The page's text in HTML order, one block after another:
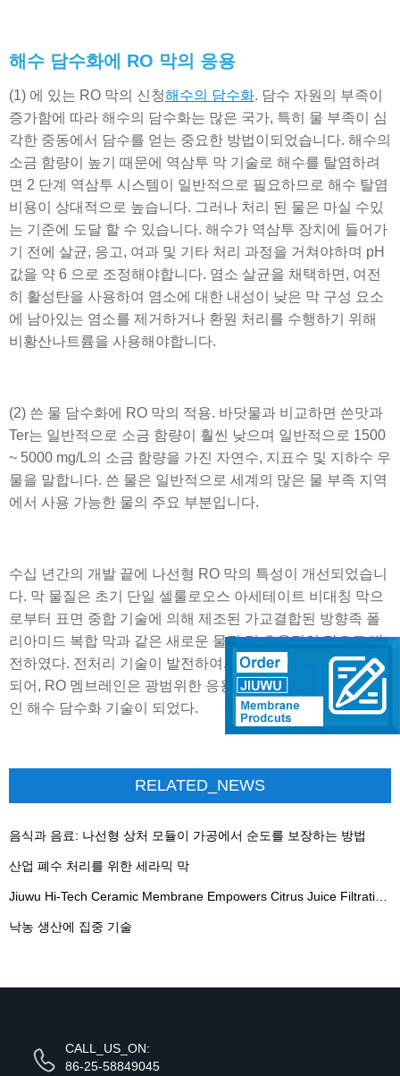
해수 담수화에 RO 막의 응용
(1) 에 있는 RO 막의 신청해수의 담수화. 담수 자원의 부족이
증가함에 따라 해수의 담수화는 많은 국가, 특히 물 부족이 심
각한 중동에서 담수를 얻는 중요한 방법이되었습니다. 해수의
소금 함량이 높기 때문에 역삼투 막 기술로 해수를 탈염하려
면 2 단계 역삼투 시스템이 일반적으로 필요하므로 해수 탈염
비용이 상대적으로 높습니다. 그러나 처리 된 물은 마실 수있
는 기준에 도달 할 수 있습니다. 해수가 역삼투 장치에 들어가
기 전에 살균, 응고, 여과 및 기타 처리 과정을 거쳐야하며 pH
값을 약 6 으로 조정해야합니다. 염소 살균을 채택하면, 여전
히 활성탄을 사용하여 염소에 대한 내성이 낮은 막 구성 요소
에 남아있는 염소를 제거하거나 환원 처리를 수행하기 위해
비황산나트륨을 사용해야합니다.
(2) 쓴 물 담수화에 RO 막의 적용. 바닷물과 비교하면 쓴맛과
Ter는 일반적으로 소금 함량이 훨씬 낮으며 일반적으로 1500
~ 5000 mg/L의 소금 함량을 가진 자연수, 지표수 및 지하수 우
물을 말합니다. 쓴 물은 일반적으로 세계의 많은 물 부족 지역
에서 사용 가능한 물의 주요 부분입니다.
수십 년간의 개발 끝에 나선형 RO 막의 특성이 개선되었습니
다. 막 물질은 초기 단일 셀룰로오스 아세테이트 비대칭 막으
로부터 표면 중합 기술에 의해 제조된 가교결합된 방향족 폴
리아미드 복합 막과 같은 새로운 물질 및 효율적인 막으로 발
전하였다. 전처리 기술이 발전하여, 에너지 회수 효율이 향상
되어, RO 멤브레인은 광범위한 응용을 통해 가장 비용 효율적
인 해수 담수화 기술이 되었다.
RELATED_NEWS
음식과 음료: 나선형 상처 모듈이 가공에서 순도를 보장하는 방법
산업 폐수 처리를 위한 세라믹 막
낙농 생산에 집중 기술
CALL_US_ON:
86-25-58849045